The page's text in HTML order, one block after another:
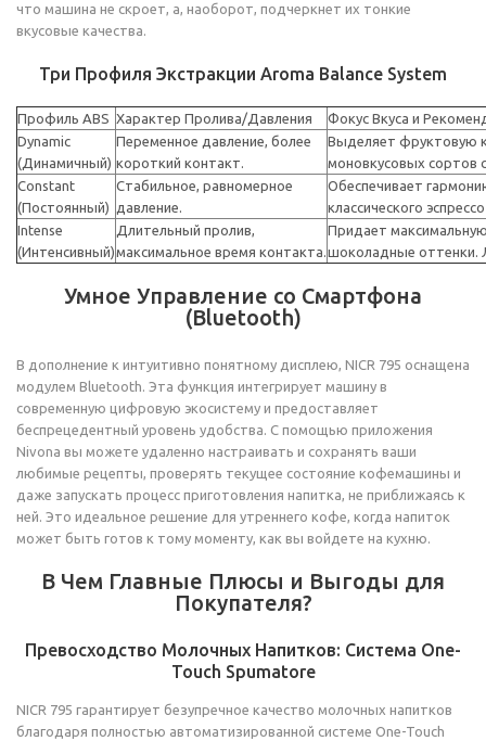
что машина не скроет, а, наоборот, подчеркнет их тонкие
вкусовые качества.
Три Профиля Экстракции Aroma Balance System
Профиль ABS Характер Пролива/Давления
Фокус Вкуса и
Dynamic
(Динамичный)
Переменное давление, более
короткий контакт.
Выделяет фруктовую
моновкусовых сортов
Constant
(Постоянный)
Стабильное, равномерное
давление.
Обеспечивает
классического
Intense
(Интенсивный)
Длительный пролив,
максимальное время контакта.
Придает
шоколадные оттенки.
Умное Управление со Смартфона
(Bluetooth)
В дополнение к интуитивно понятному дисплею, NICR 795 оснащена
модулем Bluetooth. Эта функция интегрирует машину в
современную цифровую экосистему и предоставляет
беспрецедентный уровень удобства. С помощью приложения
Nivona вы можете удаленно настраивать и сохранять ваши
любимые рецепты, проверять текущее состояние кофемашины и
даже запускать процесс приготовления напитка, не приближаясь к
ней. Это идеальное решение для утреннего кофе, когда напиток
может быть готов к тому моменту, как вы войдете на кухню.
В Чем Главные Плюсы и Выгоды для
Покупателя?
Превосходство Молочных Напитков: Система One-
Touch Spumatore
NICR 795 гарантирует безупречное качество молочных напитков
благодаря полностью автоматизированной системе One-Touch